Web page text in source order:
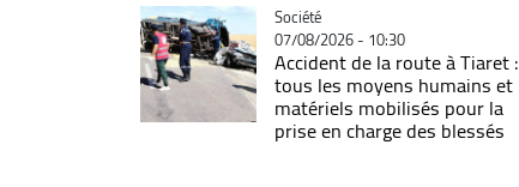
Catégorie
Société
07/08/2026 - 10:30
Accident de la route à Tiaret :
tous les moyens humains et
matériels mobilisés pour la
prise en charge des blessés